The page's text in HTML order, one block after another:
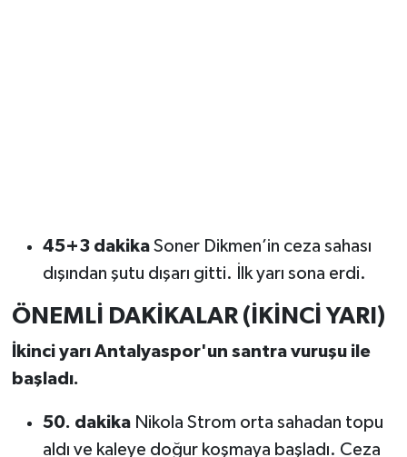
45+3 dakika Soner Dikmen’in ceza sahası
dışından şutu dışarı gitti. İlk yarı sona erdi.
ÖNEMLİ DAKİKALAR (İKİNCİ YARI)
İkinci yarı Antalyaspor'un santra vuruşu ile
başladı.
50. dakika Nikola Strom orta sahadan topu
aldı ve kaleye doğur koşmaya başladı. Ceza